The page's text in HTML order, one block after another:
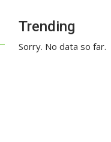
Trending
Sorry. No data so far.